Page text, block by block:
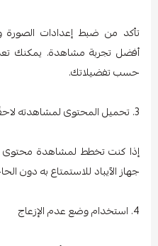
تأكد من ضبط إعدادات الصورة
أفضل تجربة مشاهدة. يمكنك
حسب تفضيلاتك.
3. تحميل المحتوى لمشاهدته لاحقًا
إذا كنت تخطط لمشاهدة محتوى
جهاز الآيباد للاستمتاع به دون
4. استخدام وضع عدم الإزعاج